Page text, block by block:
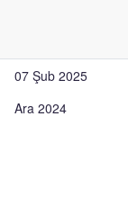
07 Şub 2025
Ara 2024